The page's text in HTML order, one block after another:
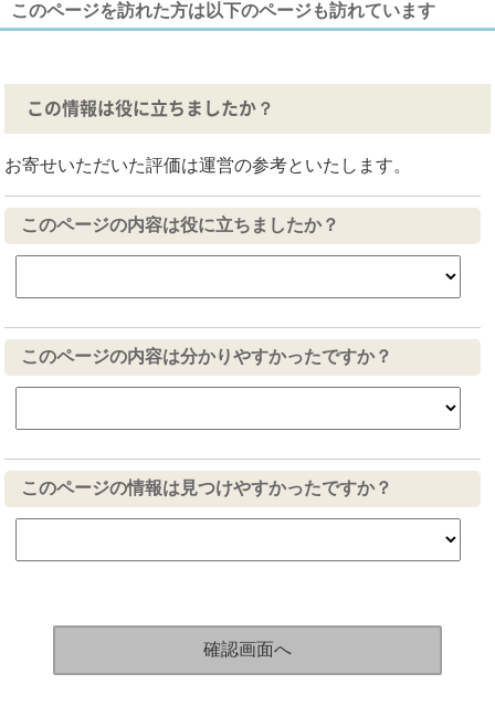
このページを訪れた方は以下のページも訪れています
この情報は役に立ちましたか？
お寄せいただいた評価は運営の参考といたします。
このページの内容は役に立ちましたか？
このページの内容は分かりやすかったですか？
このページの情報は見つけやすかったですか？